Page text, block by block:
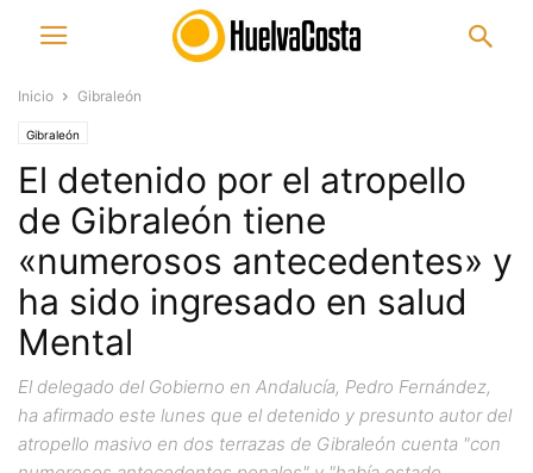
Inicio Gibraleón
Gibraleón
El detenido por el atropello
de Gibraleón tiene
«numerosos antecedentes» y
ha sido ingresado en salud
Mental
El delegado del Gobierno en Andalucía, Pedro Fernández,
ha afirmado este lunes que el detenido y presunto autor del
atropello masivo en dos terrazas de Gibraleón cuenta "con